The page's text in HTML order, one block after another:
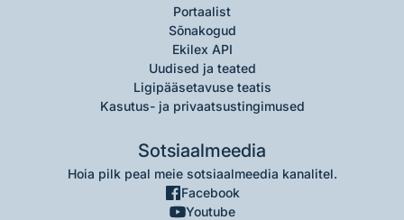
Portaalist
Sõnakogud
Ekilex API
Uudised ja teated
Ligipääsetavuse teatis
Kasutus- ja privaatsustingimused
Sotsiaalmeedia
Hoia pilk peal meie sotsiaalmeedia kanalitel.
Facebook
Youtube